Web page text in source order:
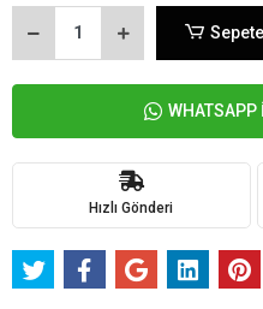
WHATSAPP
Hızlı Gönderi